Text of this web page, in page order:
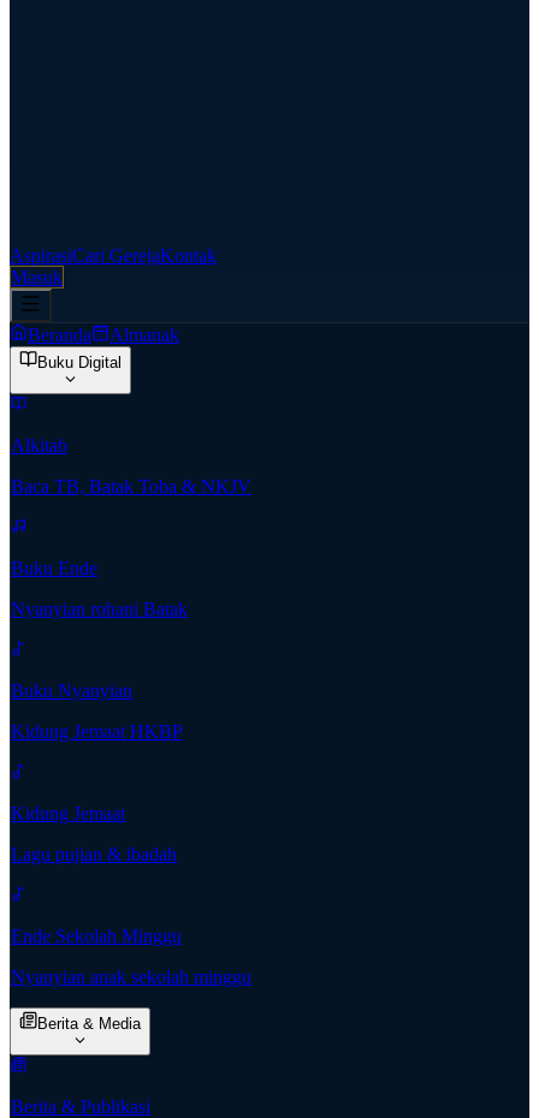
AspirasiCari GerejaKontak
Masuk
Beranda Almanak
Buku Digital
Alkitab
Baca TB, Batak Toba & NKJV
Buku Ende
Nyanyian rohani Batak
Buku Nyanyian
Kidung Jemaat HKBP
Kidung Jemaat
Lagu pujian & ibadah
Ende Sekolah Minggu
Nyanyian anak sekolah minggu
Berita & Media
Berita & Publikasi